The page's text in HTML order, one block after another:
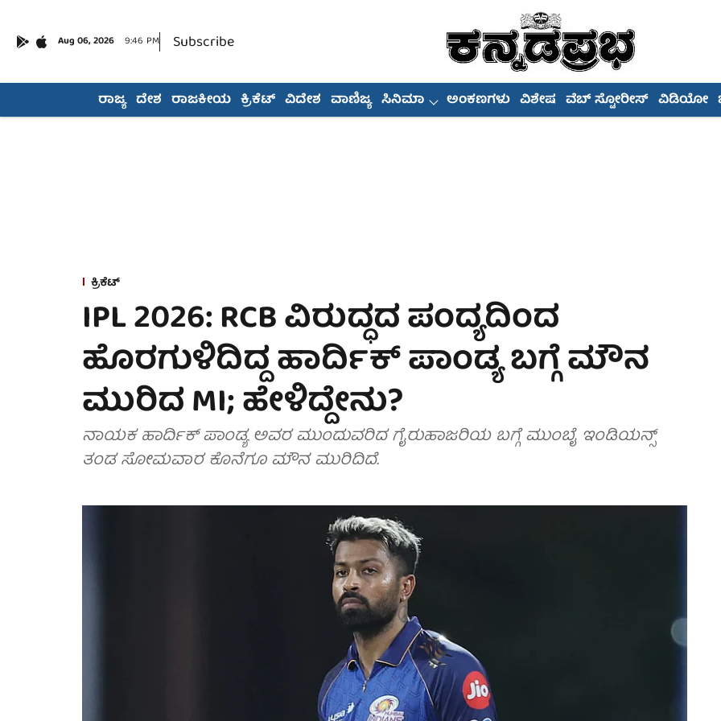
Aug 06, 2026 9:46 PM Subscribe
ರಾಜ್ಯ ದೇಶ ರಾಜಕೀಯ ಕ್ರಿಕೆಟ್ ವಿದೇಶ ವಾಣಿಜ್ಯ ಸಿನಿಮಾ ಅಂಕಣಗಳು ವಿಶೇಷ ವೆಬ್ ಸ್ಟೋರೀಸ್ ವಿಡಿಯೋ
ಕ್ರಿಕೆಟ್
IPL 2026: RCB ವಿರುದ್ಧದ ಪಂದ್ಯದಿಂದ
ಹೊರಗುಳಿದಿದ್ದ ಹಾರ್ದಿಕ್ ಪಾಂಡ್ಯ ಬಗ್ಗೆ ಮೌನ
ಮುರಿದ MI; ಹೇಳಿದ್ದೇನು?
ನಾಯಕ ಹಾರ್ದಿಕ್ ಪಾಂಡ್ಯ ಅವರ ಮುಂದುವರಿದ ಗೈರುಹಾಜರಿಯ ಬಗ್ಗೆ ಮುಂಬೈ ಇಂಡಿಯನ್ಸ್
ತಂಡ ಸೋಮವಾರ ಕೊನೆಗೂ ಮೌನ ಮುರಿದಿದೆ.